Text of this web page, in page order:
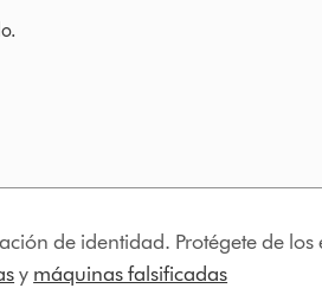
de identidad. Protégete de
y máquinas falsificadas